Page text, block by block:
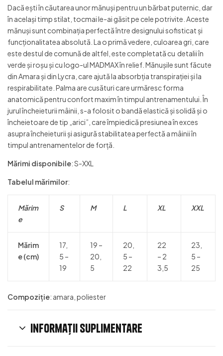
Dacă ești în căutarea unor mănuși pentru un bărbat puternic, dar
în același timp stilat, tocmai le-ai găsit pe cele potrivite. Aceste
mănuși sunt combinația perfectă între designului sofisticat și
funcționalitatea absolută. La o primă vedere, culoarea gri, care
este destul de comună de altfel, este completată cu detalii în
verde și roșu și cu logo-ul MADMAX în relief. Mănușile sunt făcute
din Amara și din Lycra, care ajută la absorbția transpirației și la
respirabilitate. Palma are cusături care urmăresc forma
anatomică pentru confort maxim în timpul antrenamentului. În
jurul încheieturii mâinii, s-a folosit o bandă elastică și solidă și o
încheietoare de tip „arici”, care împiedică presiunea în exces
asupra încheieturii și asigură stabilitatea perfectă a mâinii în
timpul antrenamentelor de forță.
Mărimi disponibile: S-XXL
Tabelul mărimilor:
Mărim
e
S M L XL XXL
Mărim
e (cm)
17,
5 –
19
19 –
20,
5
20,
5 –
22
22
– 2
3,5
23,
5 –
25
Compoziție: amara, poliester
Informații suplimentare